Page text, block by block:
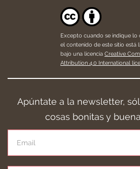
Excepto cuando se indique lo
el contenido de este sitio está
bajo una licencia Creative
Attribution 4.0 International
Apúntate a la newsletter,
cosas bonitas y